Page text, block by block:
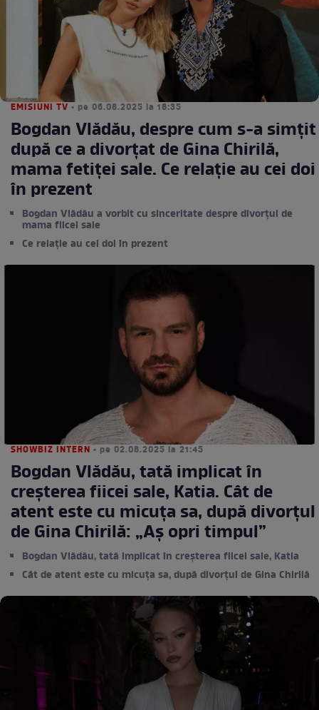
EMISIUNI TV • pe 06.08.2025 la 18:35
Bogdan Vlădău, despre cum s-a simțit
după ce a divorțat de Gina Chirilă,
mama fetiței sale. Ce relație au cei doi
în prezent
Bogdan Vlădău a vorbit cu sinceritate despre divorțul de
mama fiicei sale
Ce relație au cei doi în prezent
SHOWBIZ INTERN • pe 02.08.2025 la 21:45
Bogdan Vlădău, tată implicat în
creșterea fiicei sale, Katia. Cât de
atent este cu micuța sa, după divorțul
de Gina Chirilă: „Aș opri timpul”
Bogdan Vlădău, tată implicat în creșterea fiicei sale, Katia
Cât de atent este cu micuța sa, după divorțul de Gina Chirilă